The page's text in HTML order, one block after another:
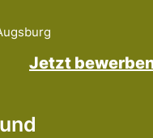
Jetzt